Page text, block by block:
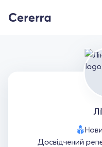
Досвідчений